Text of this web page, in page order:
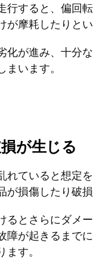
行すると、偏回
摩耗したりと
化が進み、十分
います。
が生じる
れていると想定
損傷したり破
るとさらにダメ
障が起きるまで
す。